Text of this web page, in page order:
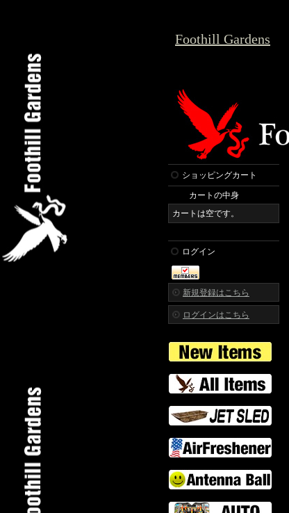
Foothill Gardens
ショッピングカート
カートの中身
カートは空です。
ログイン
新規登録はこちら
ログインはこちら